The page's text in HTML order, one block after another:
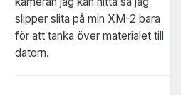
slipper slita på min XM-2 bara
för att tanka över materialet till
datorn.